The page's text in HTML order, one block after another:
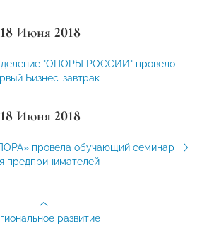
18 Июня 2018
"ОПОРЫ РОССИИ" провело
Бизнес-завтрак
18 Июня 2018
провела обучающий семинар
предпринимателей
развитие